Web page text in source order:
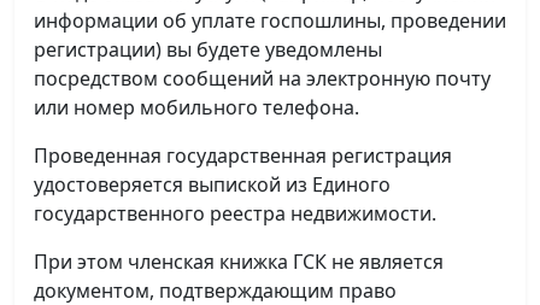
информации об уплате госпошлины, проведении
регистрации) вы будете уведомлены
посредством сообщений на электронную почту
или номер мобильного телефона.
Проведенная государственная регистрация
удостоверяется выпиской из Единого
государственного реестра недвижимости.
При этом членская книжка ГСК не является
документом, подтверждающим право